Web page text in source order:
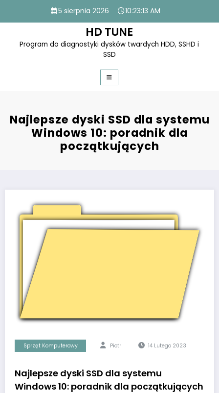
content
5 sierpnia 2026 10:23:13 AM
HD TUNE
Program do diagnostyki dysków twardych HDD, SSHD i
SSD
Najlepsze dyski SSD dla systemu
Windows 10: poradnik dla
początkujących
Sprzęt Komputerowy Piotr 14 Lutego 2023
Najlepsze dyski SSD dla systemu
Windows 10: poradnik dla początkujących